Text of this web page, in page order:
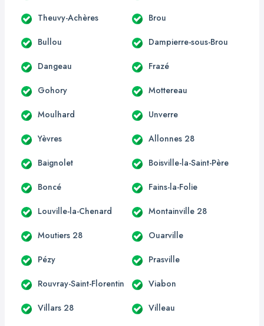
Theuvy-Achères Brou
Bullou Dampierre-sous-Brou
Dangeau Frazé
Gohory Mottereau
Moulhard Unverre
Yèvres Allonnes 28
Baignolet Boisville-la-Saint-Père
Boncé Fains-la-Folie
Louville-la-Chenard Montainville 28
Moutiers 28 Ouarville
Pézy Prasville
Rouvray-Saint-Florentin Viabon
Villars 28 Villeau